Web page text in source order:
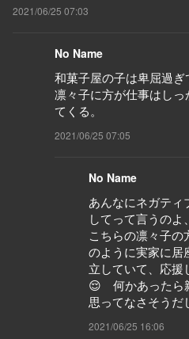
2021/06/25 07:03
No Name
和菓子屋の子は卑屈過ぎ
凛々子に方が仕事はし
てくる。
2021/06/25 07:05
No Name
あんなにネガティ
してって言うのよ
こちらの凛々子
のように実家に居
立していて、応援
😌 何かあったら
思ってなさそうだ
2021/06/25 16:06